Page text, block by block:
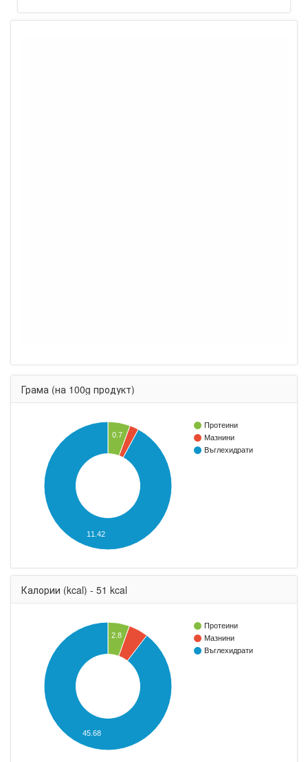
Грама (на 100g продукт)
Протеини
Мазнини
Въглехидрати
0.7
11.42
Калории (kcal) - 51 kcal
Протеини
Мазнини
Въглехидрати
2.8
45.68